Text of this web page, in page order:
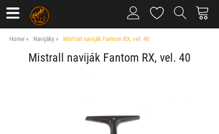
Home Navijáky Mistrall naviják Fantom RX, vel. 40
Mistrall naviják Fantom RX, vel. 40